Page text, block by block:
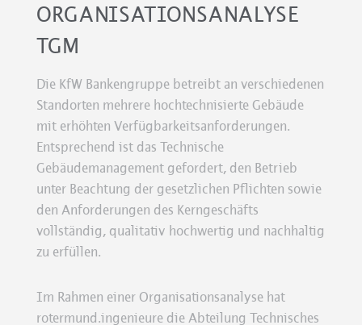
ORGANISATIONSANALYSE
TGM
Die KfW Bankengruppe betreibt an verschiedenen
Standorten mehrere hochtechnisierte Gebäude
mit erhöhten Verfügbarkeitsanforderungen.
Entsprechend ist das Technische
Gebäudemanagement gefordert, den Betrieb
unter Beachtung der gesetzlichen Pflichten sowie
den Anforderungen des Kerngeschäfts
vollständig, qualitativ hochwertig und nachhaltig
zu erfüllen.
Im Rahmen einer Organisationsanalyse hat
rotermund.ingenieure die Abteilung Technisches